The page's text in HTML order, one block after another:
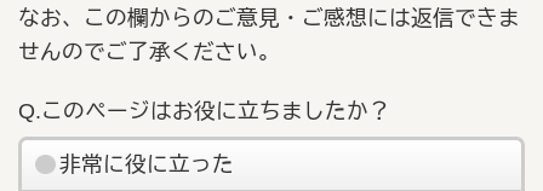
なお、この欄からのご意見・ご感想には返信できま
せんのでご了承ください。
Q.このページはお役に立ちましたか？
非常に役に立った